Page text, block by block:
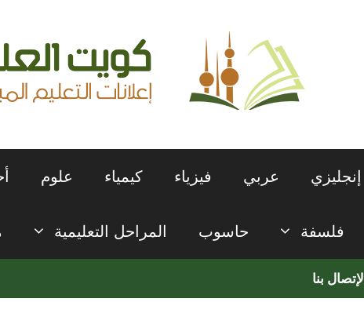
إنجليزي عربي فيزياء كيمياء علوم
فلسفة حاسوب المراحل التعليمية
الإتصال بنا